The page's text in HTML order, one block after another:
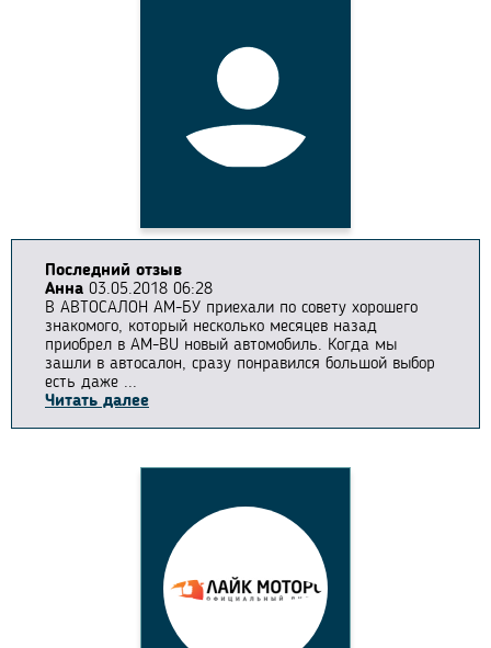
Последний отзыв
Анна 03.05.2018 06:28
В АВТОСАЛОН АМ-БУ приехали по совету хорошего
знакомого, который несколько месяцев назад
приобрел в AM-BU новый автомобиль. Когда мы
зашли в автосалон, сразу понравился большой выбор
есть даже ...
Читать далее